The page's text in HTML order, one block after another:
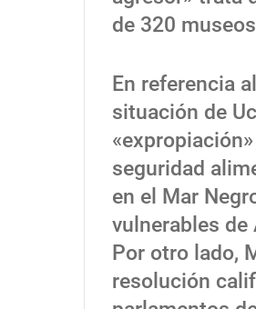
de 320
En referencia
situación de
seguridad
en el Mar
vulnerables de
Por otro lado,
resolución